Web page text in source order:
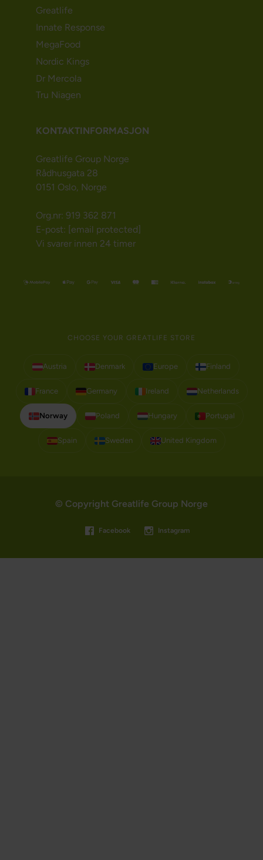
Greatlife
Innate Response
MegaFood
Nordic Kings
Dr Mercola
Tru Niagen
KONTAKTINFORMASJON
Greatlife Group Norge
Rådhusgata 28
0151 Oslo, Norge
Org.nr: 919 362 871
E-post: [email protected]
Vi svarer innen 24 timer
CHOOSE YOUR GREATLIFE STORE
Austria Denmark Europe Finland
France Germany Ireland Netherlands
Norway Poland Hungary Portugal
Spain Sweden United Kingdom
© Copyright Greatlife Group Norge
Facebook Instagram